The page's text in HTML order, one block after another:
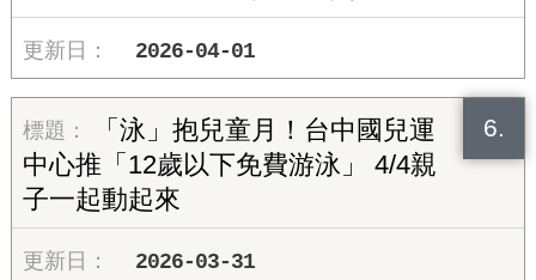
2026-04-01
6.
「泳」抱兒童月！台中國兒運
中心推「12歲以下免費游泳」 4/4親
子一起動起來
2026-03-31